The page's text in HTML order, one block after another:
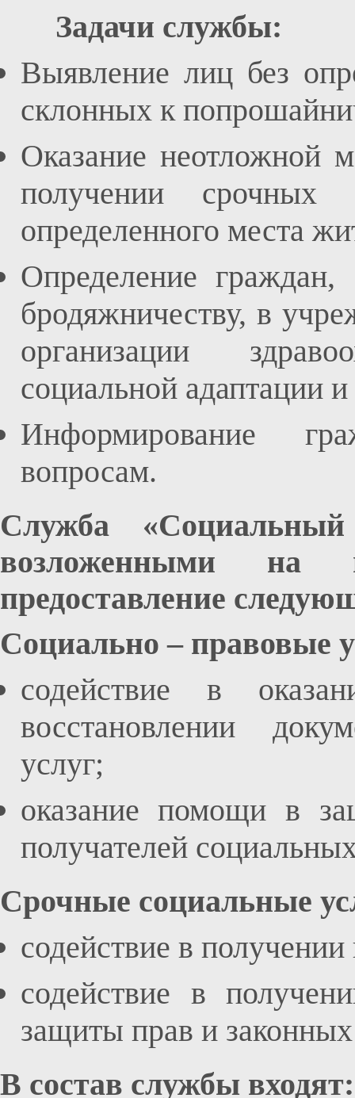
Задачи службы:
Выявление лиц без
склонных к
Оказание неотложной
получении
определенного места
Определение
бродяжничеству, в
организации
социальной адаптации
Информирование
вопросам.
Служба
возложенными на
предоставление
Социально – правовые
содействие в
восстановлении
услуг;
оказание помощи в
получателей
Срочные социальные
содействие в
содействие в
защиты прав и
В состав службы входят: